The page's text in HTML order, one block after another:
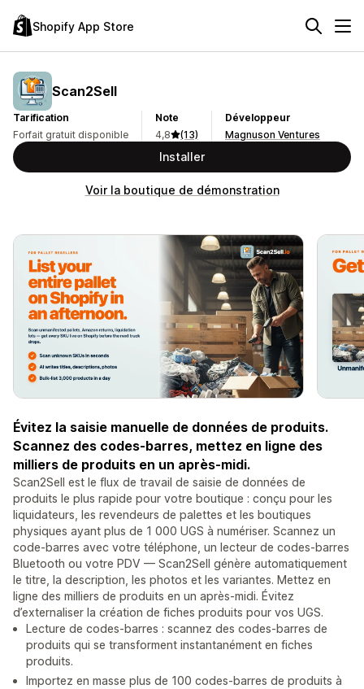
Shopify App Store
Scan2Sell
Tarification
Forfait gratuit disponible
Note
4,8
(13)
Développeur
Magnuson Ventures
Installer
Voir la boutique de démonstration
Évitez la saisie manuelle de données de produits.
Scannez des codes-barres, mettez en ligne des
milliers de produits en un après-midi.
Scan2Sell est le flux de travail de saisie de données de
produits le plus rapide pour votre boutique : conçu pour les
liquidateurs, les revendeurs de palettes et les boutiques
physiques ayant plus de 1 000 UGS à numériser. Scannez un
code-barres avec votre téléphone, un lecteur de codes-barres
Bluetooth ou votre PDV — Scan2Sell génère automatiquement
le titre, la description, les photos et les variantes. Mettez en
ligne des milliers de produits en un après-midi. Évitez
d’externaliser la création de fiches produits pour vos UGS.
Lecture de codes-barres : scannez des codes-barres de
produits qui se transforment instantanément en fiches
produits.
Importez en masse plus de 100 codes-barres de produits à